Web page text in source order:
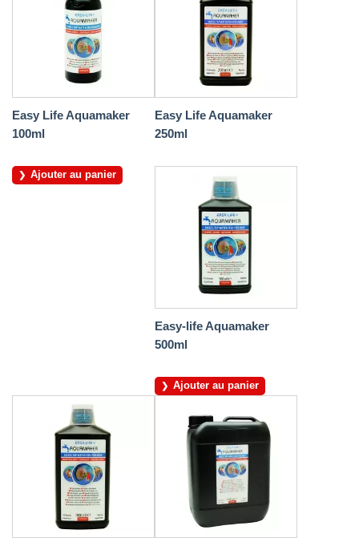
Easy Life Aquamaker
100ml
Ajouter au panier
Easy Life Aquamaker
250ml
Easy-life Aquamaker
500ml
Ajouter au panier